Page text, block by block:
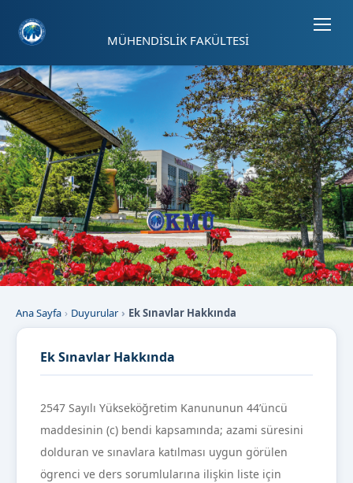
MÜHENDİSLİK FAKÜLTESİ
Ana Sayfa Duyurular Ek Sınavlar Hakkında
Ek Sınavlar Hakkında
2547 Sayılı Yükseköğretim Kanununun 44’üncü
maddesinin (c) bendi kapsamında; azami süresini
dolduran ve sınavlara katılması uygun görülen
ögrenci ve ders sorumlularına ilişkin liste için